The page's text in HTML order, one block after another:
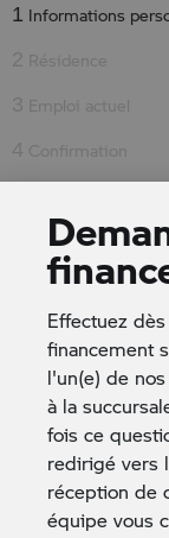
1 Informations
À quel magasin
demande: *
Pour quel
financement
Nom
Effectuez
financement
l'un(e) de
à la
fois ce
redirigé vers
réception de
équipe vous